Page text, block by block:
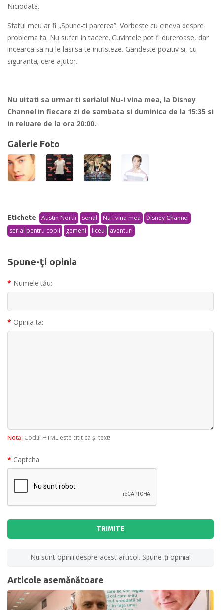
Niciodata.
Sfatul meu ar fi „Spune-ti parerea”. Vorbeste cu cineva despre
problema ta. Nu suferi in tacere. Cuvintele pot fi dureroase, dar
incearca sa nu le lasi sa te intristeze. Gandeste pozitiv si, cu
siguranta, cere ajutor.
Nu uitati sa urmariti serialul Nu-i vina mea, la Disney
Channel in fiecare zi de sambata si duminica de la 15:35 si
in reluare de la ora 20:00.
Galerie Foto
Etichete: Austin North serial Nu-i vina mea
Disney Channel
serial pentru copii
gemeni liceu aventuri
Spune-ţi opinia
Numele tău:
Opinia ta:
Notă: Codul HTML este citit ca şi text!
Captcha
TRIMITE
Nu sunt opinii despre acest articol. Spune-ţi opinia!
Articole asemănătoare